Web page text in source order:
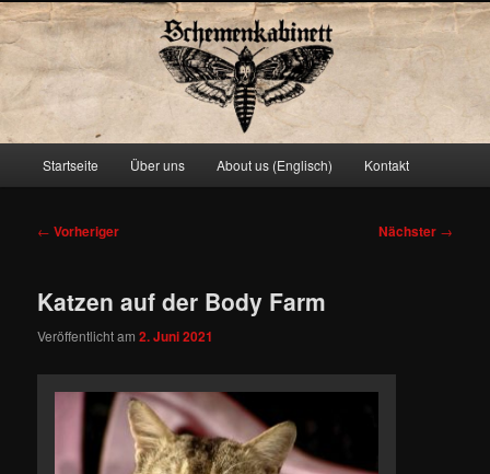
Schemenkabinett
Zum
springen
Startseite Über uns About us (Englisch) Kontakt
Beitragsnavigation
← Vorheriger Nächster →
Katzen auf der Body Farm
Veröffentlicht am2. Juni 2021